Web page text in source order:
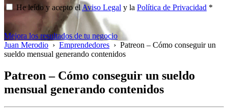
He leído y acepto el Aviso Legal y la Política de Privacidad *
Mejora los resultados de tu negocio
Juan Merodio › Emprendedores › Patreon – Cómo conseguir un
sueldo mensual generando contenidos
Patreon – Cómo conseguir un sueldo
mensual generando contenidos